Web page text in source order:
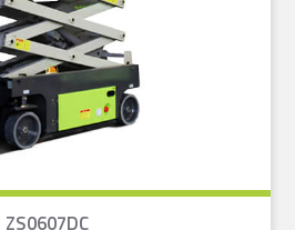
ZS0607DC